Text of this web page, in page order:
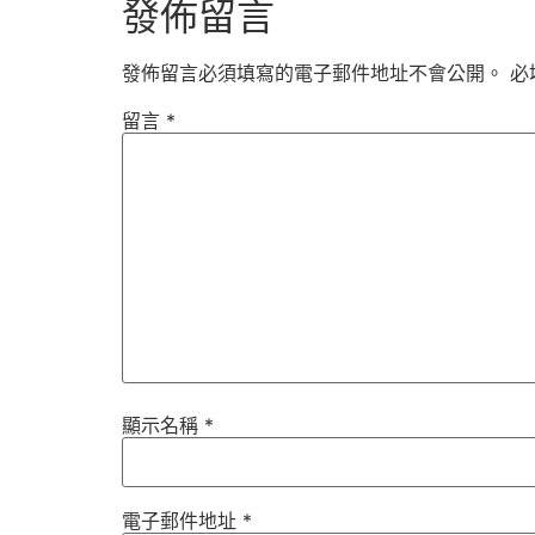
發佈留言
發佈留言必須填寫的電子郵件地址不會公開。 必
留言 *
顯示名稱 *
電子郵件地址 *